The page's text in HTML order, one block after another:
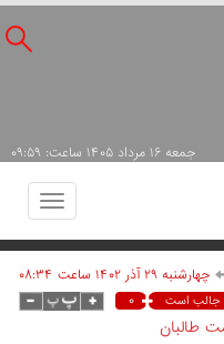
جمعه ۱۶ مرداد ۱۴۰۵ ساعت: ۰۹:۵۹
Toggle
چهارشنبه ۲۹ آذر ۱۴۰۲ ساعت ۰۸:۳۴
جالب است ۰
طالبان